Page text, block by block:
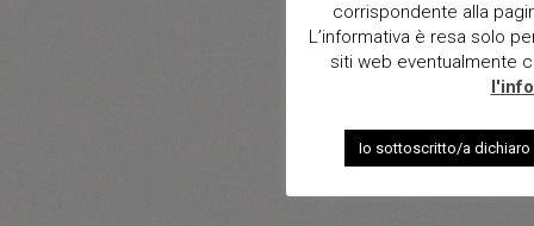
corrispondente alla
L’informativa è resa solo
siti web eventualmente
Io sottoscritto/a dichiaro